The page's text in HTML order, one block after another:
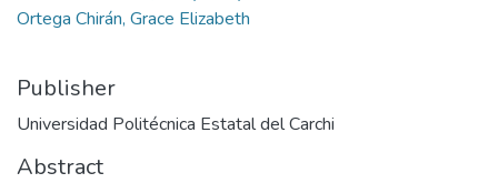
Ortega Chirán, Grace Elizabeth
Publisher
Universidad Politécnica Estatal del Carchi
Abstract